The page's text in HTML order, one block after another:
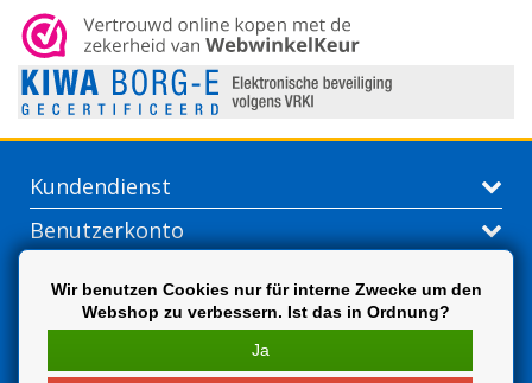
Kundendienst
Benutzerkonto
Extra
Wir benutzen Cookies nur für interne Zwecke um den
Webshop zu verbessern. Ist das in Ordnung?
Ja